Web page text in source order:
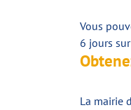
Vous
6 jours
La mairie